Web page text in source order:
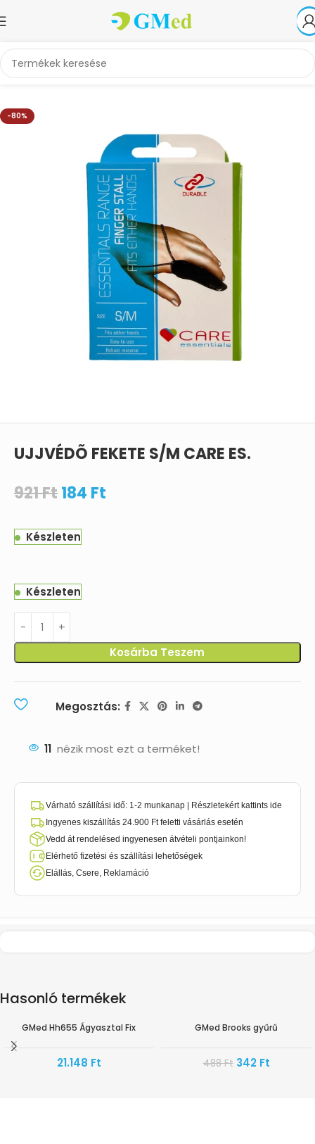
Kezdőlap Akciók
-80%
UJJVÉDÕ FEKETE S/M CARE ES.
921Ft184 Ft
Készleten
Készleten
Kosárba Teszem
Megosztás:
11 nézik most ezt a terméket!
Várható szállítási idő: 1-2 munkanap | Részletekért kattints ide
Ingyenes kiszállítás 24.900 Ft feletti vásárlás esetén
Vedd át rendelésed ingyenesen átvételi pontjainkon!
Elérhető fizetési és szállítási lehetőségek
Elállás, Csere, Reklamáció
Hasonló termékek
GMed Hh655 Ágyasztal Fix
21.148 Ft
GMed Brooks gyűrű
488Ft 342 Ft